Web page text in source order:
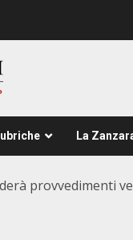
La
provvedimenti